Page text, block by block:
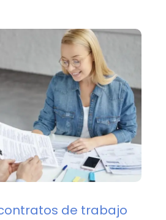
de trabajo